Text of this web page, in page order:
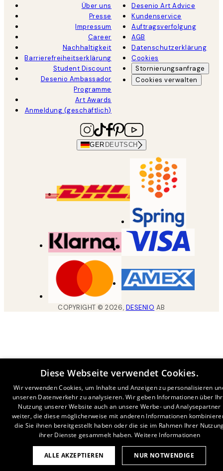
Über uns
Presse
Impressum
Career
Nachhaltigkeit
Barrierefreiheitserklärung
Student Discount
Desenio Ambassador
Programme
Art Awards
Anmeldung (geschäftlich)
Desenio Art Advice
Kundenservice
Auftragsverfolgung
AGB
Datenschutzerklärung
Cookies
Stornierungsanfrage
Cookies verwalten
GER DEUTSCH
COPYRIGHT ©2026, DESENIO AB
Diese Webseite verwendet Cookies.
Wir verwenden Cookies, um Inhalte und Anzeigen zu personalisieren
unseren Datenverkehr zu analysieren. Wir geben Informationen über
Nutzung unserer Website auch an unsere Werbe- und Analysepartner
weiter, die diese möglicherweise mit anderen Informationen
die Sie ihnen bereitgestellt haben oder die sie im Rahmen Ihrer
ihrer Dienste gesammelt haben. Weitere Informationen
ALLE AKZEPTIEREN NUR NOTWENDIGE